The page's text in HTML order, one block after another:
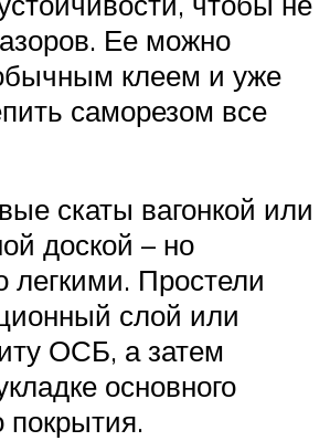
Ее можно
клеем и уже
саморезом все
скаты вагонкой или
доской – но
легкими. Простели
слой или
ОСБ, а затем
основного
покрытия.